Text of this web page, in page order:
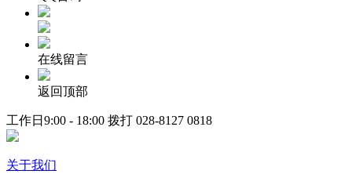
在线留言
返回顶部
工作日9:00 - 18:00 拨打 028-8127 0818
关于我们